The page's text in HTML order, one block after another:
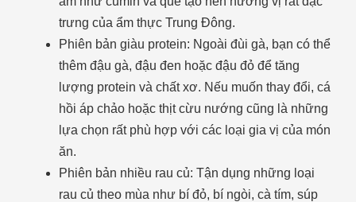
trưng của ẩm thực Trung Đông.
Phiên bản giàu protein: Ngoài đùi gà, bạn có thể
thêm đậu gà, đậu đen hoặc đậu đỏ để tăng
lượng protein và chất xơ. Nếu muốn thay đổi, cá
hồi áp chảo hoặc thịt cừu nướng cũng là những
lựa chọn rất phù hợp với các loại gia vị của món
ăn.
Phiên bản nhiều rau củ: Tận dụng những loại
rau củ theo mùa như bí đỏ, bí ngòi, cà tím, súp